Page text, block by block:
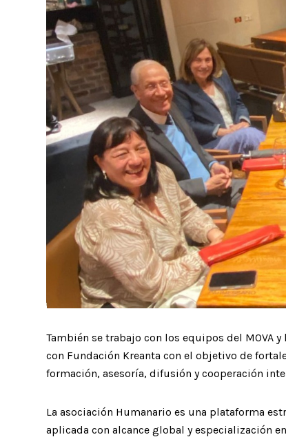
También se trabajo con los equipos del MOVA
con Fundación Kreanta con el objetivo de
formación, asesoría, difusión y cooperación
La asociación Humanario es una plataforma
aplicada con alcance global y especialización